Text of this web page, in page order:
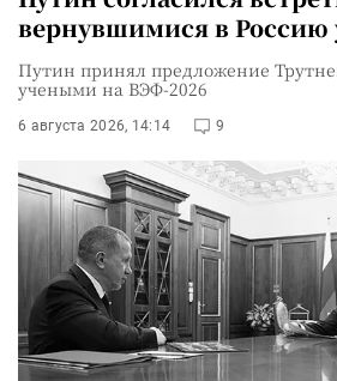
вернувшимися в
Путин принял предложение
учеными на ВЭФ-2026
6 августа 2026, 14:14 9